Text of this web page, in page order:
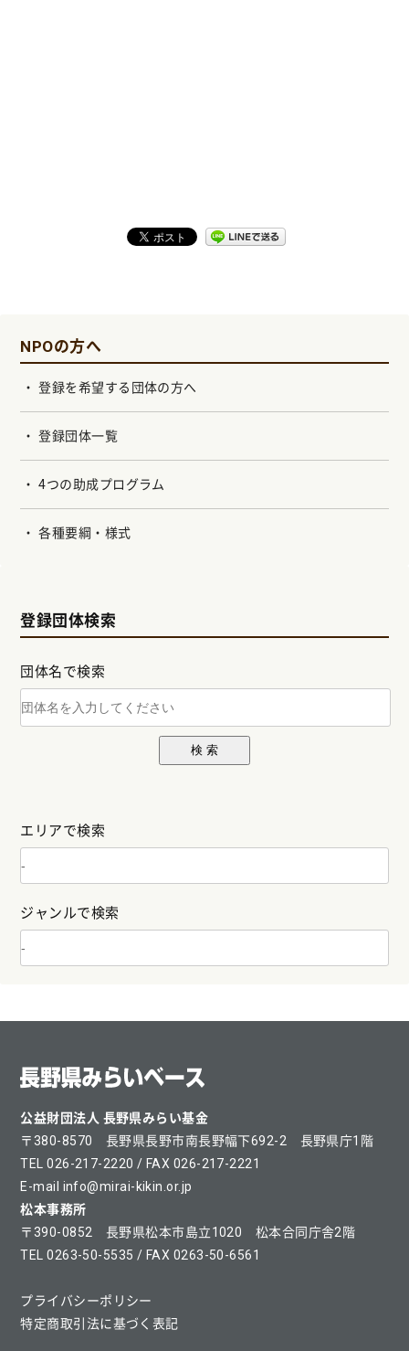
NPOの方へ
登録を希望する団体の方へ
登録団体一覧
4つの助成プログラム
各種要綱・様式
登録団体検索
団体名で検索
検 索
エリアで検索
ジャンルで検索
公益財団法人 長野県みらい基金
〒380-8570 長野県長野市南長野幅下692-2 長野県庁1階
TEL 026-217-2220 / FAX 026-217-2221
E-mail info@mirai-kikin.or.jp
松本事務所
〒390-0852 長野県松本市島立1020 松本合同庁舎2階
TEL 0263-50-5535 / FAX 0263-50-6561
プライバシーポリシー
特定商取引法に基づく表記